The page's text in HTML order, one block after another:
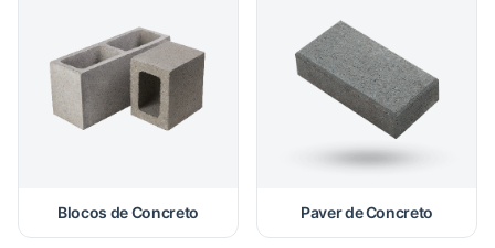
Blocos de Concreto Paver de Concreto